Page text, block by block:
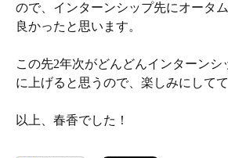
ので、インターンシップ先にオータ
良かったと思います。
この先2年次がどんどんインターンシ
に上げると思うので、楽しみにして
以上、春香でした！